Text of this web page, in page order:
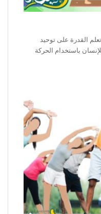
القدرة على توحيد
باستخدام الحركة